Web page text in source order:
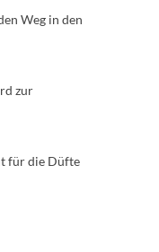
Weg in den
zur
für die Düfte